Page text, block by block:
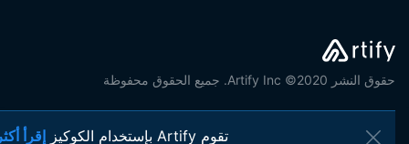
حقوق النشر 2020© Artify Inc. جميع الحقوق محفوظة
تقوم Artify بإستخدام الكوكيز إقرأ أكثر